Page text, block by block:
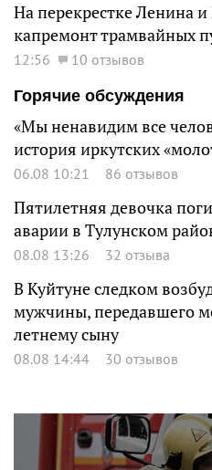
На перекрестке Ленина
капремонт трамвайных
12:56
10 отзывов
Горячие обсуждения
«Мы ненавидим все
история иркутских
06.08 10:21 86 отзывов
Пятилетняя девочка
аварии в Тулунском
08.08 13:26 32 отзыва
В Куйтуне следком
мужчины, передавшего
летнему сыну
08.08 14:44 30 отзывов